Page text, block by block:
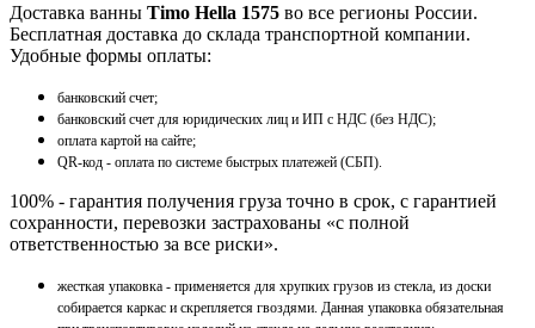
Доставка ванны Timo Hella 1575 во все регионы России.
Бесплатная доставка до склада транспортной компании.
Удобные формы оплаты:
банковский счет;
банковский счет для юридических лиц и ИП с НДС (без НДС);
оплата картой на сайте;
QR-код - оплата по системе быстрых платежей (СБП).
100% - гарантия получения груза точно в срок, с гарантией
сохранности, перевозки застрахованы «с полной
ответственностью за все риски».
жесткая упаковка - применяется для хрупких грузов из стекла, из доски
собирается каркас и скрепляется гвоздями. Данная упаковка обязательная